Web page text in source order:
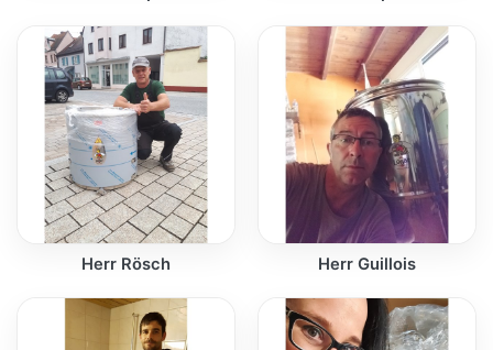
Herr Rösch Herr Guillois